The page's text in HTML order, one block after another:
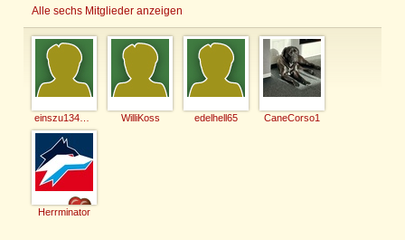
Alle sechs Mitglieder anzeigen
WilliKoss edelhell65 CaneCorso1
Herrminator